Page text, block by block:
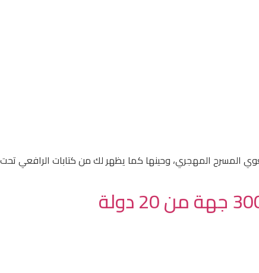
المسرح المهجري، وحينها كما يظهر لك من كتابات الرافعي تحت